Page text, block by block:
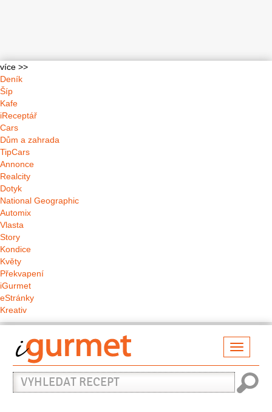
více >>
Deník
Šíp
Kafe
iReceptář
Cars
Dům a zahrada
TipCars
Annonce
Realcity
Dotyk
National Geographic
Automix
Vlasta
Story
Kondice
Květy
Překvapení
iGurmet
eStránky
Kreativ
Vyhledat
recept